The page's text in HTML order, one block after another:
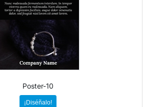
Poster-10
¡Diséñalo!